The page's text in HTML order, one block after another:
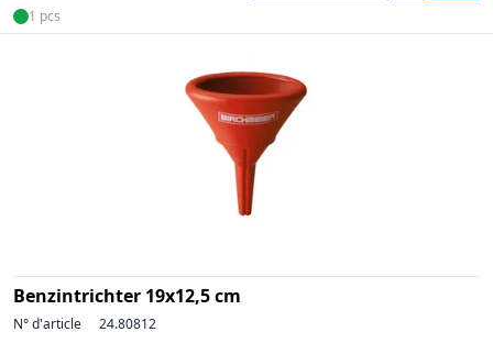
1 pcs
Benzintrichter 19x12,5 cm
N° d'article 24.80812